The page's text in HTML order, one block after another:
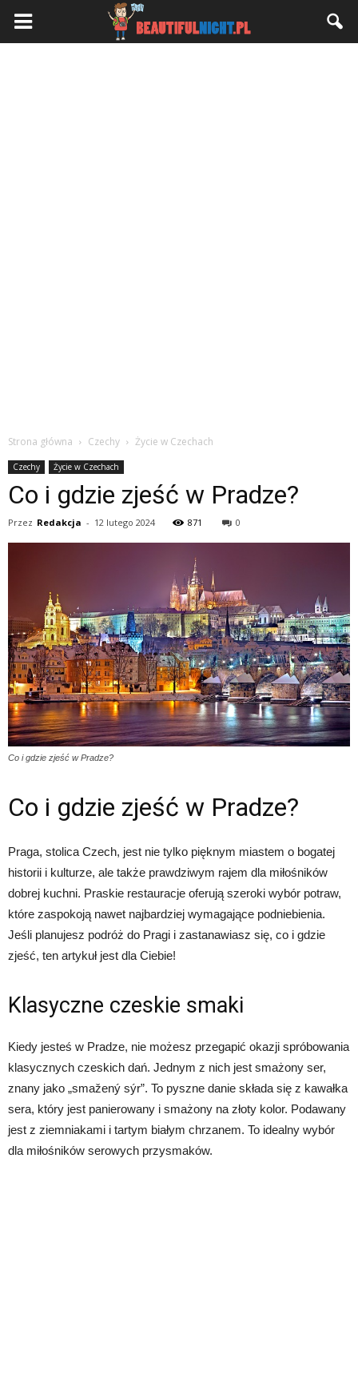
Strona główna Czechy Życie w Czechach
Czechy Życie w Czechach
Co i gdzie zjeść w Pradze?
Przez Redakcja - 12 lutego 2024 871 0
Co i gdzie zjeść w Pradze?
Co i gdzie zjeść w Pradze?
Praga, stolica Czech, jest nie tylko pięknym miastem o bogatej
historii i kulturze, ale także prawdziwym rajem dla miłośników
dobrej kuchni. Praskie restauracje oferują szeroki wybór potraw,
które zaspokoją nawet najbardziej wymagające podniebienia.
Jeśli planujesz podróż do Pragi i zastanawiasz się, co i gdzie
zjeść, ten artykuł jest dla Ciebie!
Klasyczne czeskie smaki
Kiedy jesteś w Pradze, nie możesz przegapić okazji spróbowania
klasycznych czeskich dań. Jednym z nich jest smażony ser,
znany jako „smažený sýr”. To pyszne danie składa się z kawałka
sera, który jest panierowany i smażony na złoty kolor. Podawany
jest z ziemniakami i tartym białym chrzanem. To idealny wybór
dla miłośników serowych przysmaków.